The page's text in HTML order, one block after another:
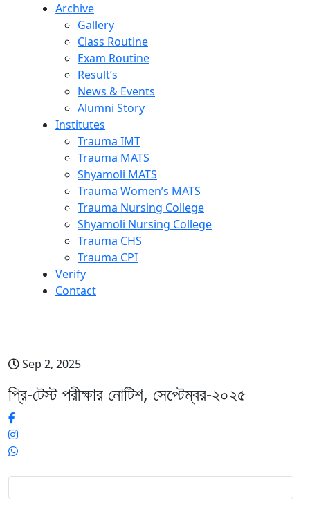
Archive
Gallery
Class Routine
Exam Routine
Result’s
News & Events
Alumni Story
Institutes
Trauma IMT
Trauma MATS
Shyamoli MATS
Trauma Women’s MATS
Trauma Nursing College
Shyamoli Nursing College
Trauma CHS
Trauma CPI
Verify
Contact
Sep 2, 2025
প্রি-টেস্ট পরীক্ষার নোটিশ, সেপ্টেম্বর-২০২৫